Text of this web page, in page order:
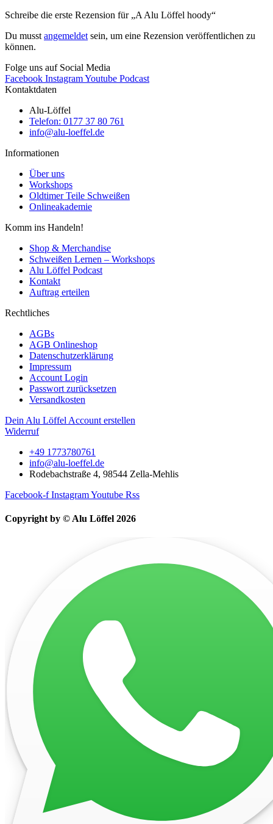
Schreibe die erste Rezension für „A Alu Löffel hoody“
Du musst angemeldet sein, um eine Rezension veröffentlichen zu
können.
Folge uns auf Social Media
Facebook InstagramYoutube Podcast
Kontaktdaten
Alu-Löffel
Telefon: 0177 37 80 761
info@alu-loeffel.de
Informationen
Über uns
Workshops
Oldtimer Teile Schweißen
Onlineakademie
Komm ins Handeln!
Shop & Merchandise
Schweißen Lernen – Workshops
Alu Löffel Podcast
Kontakt
Auftrag erteilen
Rechtliches
AGBs
AGB Onlineshop
Datenschutzerklärung
Impressum
Account Login
Passwort zurücksetzen
Versandkosten
Dein Alu Löffel Account erstellen
Widerruf
+49 1773780761
info@alu-loeffel.de
Rodebachstraße 4, 98544 Zella-Mehlis
Facebook-f InstagramYoutube Rss
Copyright by © Alu Löffel 2026